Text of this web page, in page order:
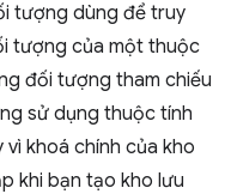
tượng dùng để truy
tượng của một thuộc
đối tượng tham chiếu
sử dụng thuộc tính
khoá chính của kho
khi bạn tạo kho lưu